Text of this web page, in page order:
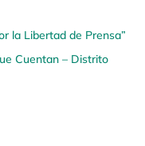
la Libertad de Prensa”
Cuentan – Distrito